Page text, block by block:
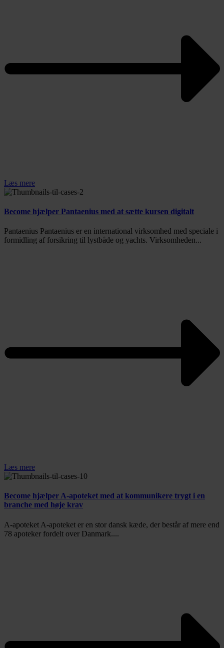
Læs mere
Become hjælper Pantaenius med at sætte kursen digitalt
Pantaenius Pantaenius er en international virksomhed med speciale i
formidling af forsikring til lystbåde og yachts. Virksomheden...
Læs mere
Become hjælper A-apoteket med at kommunikere trygt i en
branche med høje krav
A-apoteket A-apoteket er en stor dansk kæde, der består af mere end
78 apoteker fordelt over Danmark....